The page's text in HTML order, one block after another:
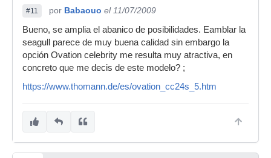
#11 por Babaouo el 11/07/2009
Bueno, se amplia el abanico de posibilidades. Eamblar la
seagull parece de muy buena calidad sin embargo la
opción Ovation celebrity me resulta muy atractiva, en
concreto que me decis de este modelo? ;
https://www.thomann.de/es/ovation_cc24s_5.htm